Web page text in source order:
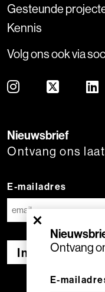
×
Ontvang
E-
Gesteunde
Kennis
Volg ons ook via
Nieuwsbrief
Ontvang ons
E-mailadres
Inschrijven